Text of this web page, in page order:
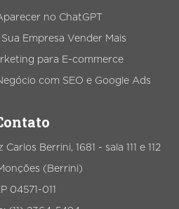
no ChatGPT
Empresa Vender Mais
para E-commerce
com SEO e Google Ads
Berrini, 1681 - sala 111 e 112
(Berrini)
04571-011